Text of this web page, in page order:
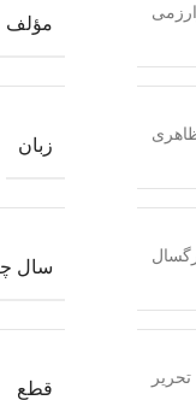
مؤلف
زبان
سال
تحریر
قطع